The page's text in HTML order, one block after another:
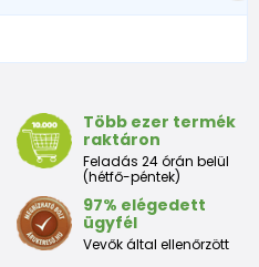
Több ezer termék
raktáron
Feladás 24 órán belül
(hétfő-péntek)
97% elégedett
ügyfél
Vevők által ellenőrzött